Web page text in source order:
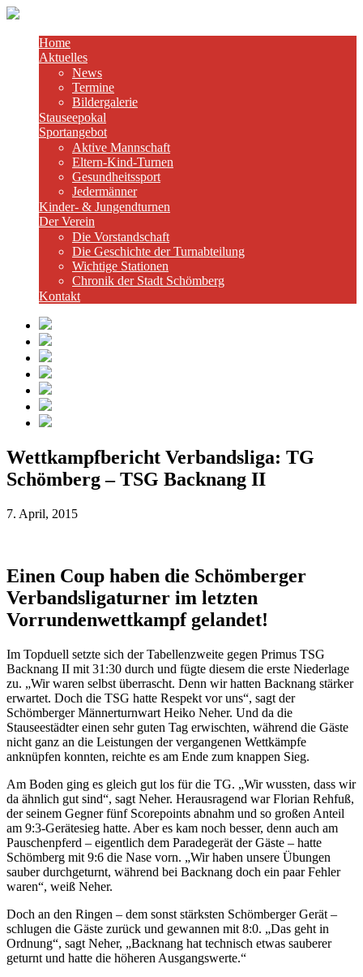
Home
Aktuelles
News
Termine
Bildergalerie
Stauseepokal
Sportangebot
Aktive Mannschaft
Eltern-Kind-Turnen
Gesundheitssport
Jedermänner
Kinder- & Jungendturnen
Der Verein
Die Vorstandschaft
Die Geschichte der Turnabteilung
Wichtige Stationen
Chronik der Stadt Schömberg
Kontakt
Wettkampfbericht Verbandsliga: TG
Schömberg – TSG Backnang II
7. April, 2015
Einen Coup haben die Schömberger
Verbandsligaturner im letzten
Vorrundenwettkampf gelandet!
Im Topduell setzte sich der Tabellenzweite gegen Primus TSG
Backnang II mit 31:30 durch und fügte diesem die erste Niederlage
zu. „Wir waren selbst überrascht. Denn wir hatten Backnang stärker
erwartet. Doch die TSG hatte Respekt vor uns“, sagt der
Schömberger Männerturnwart Heiko Neher. Und da die
Stauseestädter einen sehr guten Tag erwischten, während die Gäste
nicht ganz an die Leistungen der vergangenen Wettkämpfe
anknüpfen konnten, reichte es am Ende zum knappen Sieg.
Am Boden ging es gleich gut los für die TG. „Wir wussten, dass wir
da ähnlich gut sind“, sagt Neher. Herausragend war Florian Rehfuß,
der seinem Gegner fünf Scorepoints abnahm und so großen Anteil
am 9:3-Gerätesieg hatte. Aber es kam noch besser, denn auch am
Pauschenpferd – eigentlich dem Paradegerät der Gäste – hatte
Schömberg mit 9:6 die Nase vorn. „Wir haben unsere Übungen
sauber durchgeturnt, während bei Backnang doch ein paar Fehler
waren“, weiß Neher.
Doch an den Ringen – dem sonst stärksten Schömberger Gerät –
schlugen die Gäste zurück und gewannen mit 8:0. „Das geht in
Ordnung“, sagt Neher, „Backnang hat technisch etwas sauberer
geturnt und hatte die höheren Ausgangswerte.“